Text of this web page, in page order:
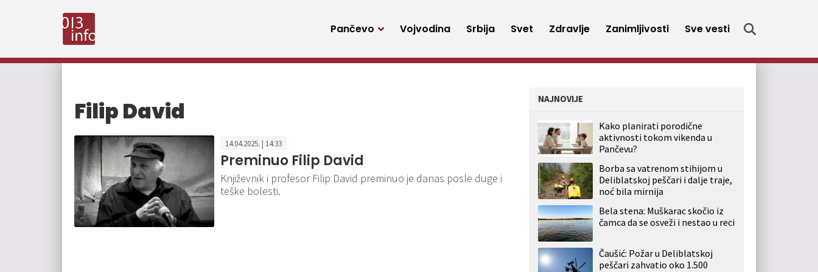
Pančevo Vojvodina Srbija Svet Zdravlje Zanimljivosti Sve vesti
Filip David
14.04.2025. | 14:33
Preminuo Filip David
Književnik i profesor Filip David preminuo je danas posle duge i
teške bolesti.
NAJNOVIJE
Kako planirati porodične
aktivnosti tokom vikenda u
Pančevu?
Borba sa vatrenom stihijom u
Deliblatskoj peščari i dalje traje,
noć bila mirnija
Bela stena: Muškarac skočio iz
čamca da se osveži i nestao u reci
Čaušić: Požar u Deliblatskoj
peščari zahvatio oko 1.500